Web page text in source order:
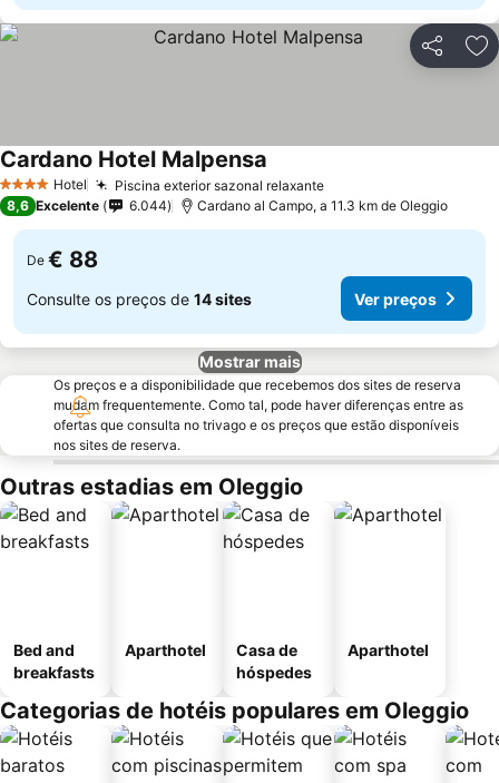
Partilhar
4 EstrelasHotel Piscina exterior sazonal relaxante
Cardano Hotel Malpensa
8,6 Excelente 6.044 Cardano al Campo, a 11.3 km de Oleggio
De € 88
Consulte os preços de 14 sites Ver preços
Mostrar mais
Os preços e a disponibilidade que recebemos dos sites de reserva
mudam frequentemente. Como tal, pode haver diferenças entre as
ofertas que consulta no trivago e os preços que estão disponíveis
nos sites de reserva.
Outras estadias em Oleggio
Bed and
breakfasts
Aparthotel
Casa de
hóspedes
Aparthotel
Categorias de hotéis populares em Oleggio